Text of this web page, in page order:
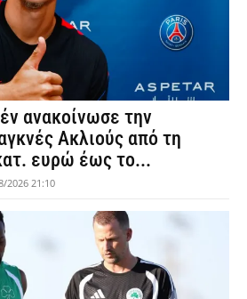
ανακοίνωσε την
Ακλιούς από τη
ευρώ έως το...
2026 21:10